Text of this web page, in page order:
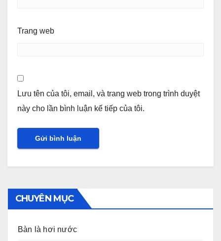
Trang web
Lưu tên của tôi, email, và trang web trong trình duyệt
này cho lần bình luận kế tiếp của tôi.
CHUYÊN MỤC
Bàn là hơi nước